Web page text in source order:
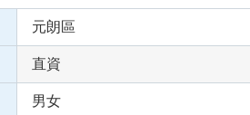
元朗區
直資
男女